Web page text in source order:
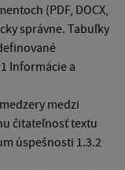
(PDF, DOCX,
správne. Tabuľky
Informácie a
medzi
čitateľnosť textu
úspešnosti 1.3.2